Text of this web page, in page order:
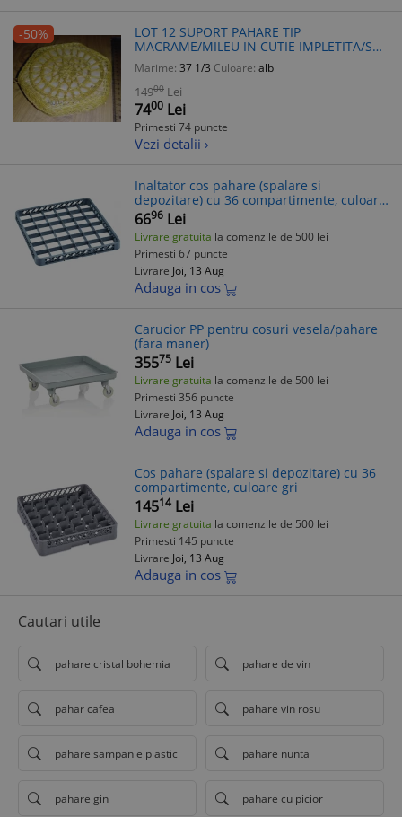
-50%
LOT 12 SUPORT PAHARE TIP
MACRAME/MILEU IN CUTIE IMPLETITA/SE
POT COASE INTRE ELE
Marime: 37 1/3 Culoare: alb
14900 Lei
7400 Lei
Primesti 74 puncte
Vezi detalii ›
Inaltator cos pahare (spalare si
depozitare) cu 36 compartimente, culoare
gri
6696 Lei
Livrare gratuita la comenzile de 500 lei
Primesti 67 puncte
Livrare Joi, 13 Aug
Adauga in cos
Carucior PP pentru cosuri vesela/pahare
(fara maner)
35575 Lei
Livrare gratuita la comenzile de 500 lei
Primesti 356 puncte
Livrare Joi, 13 Aug
Adauga in cos
Cos pahare (spalare si depozitare) cu 36
compartimente, culoare gri
14514 Lei
Livrare gratuita la comenzile de 500 lei
Primesti 145 puncte
Livrare Joi, 13 Aug
Adauga in cos
Cautari utile
pahare cristal bohemia pahare de vin
pahar cafea pahare vin rosu
pahare sampanie plastic pahare nunta
pahare gin pahare cu picior